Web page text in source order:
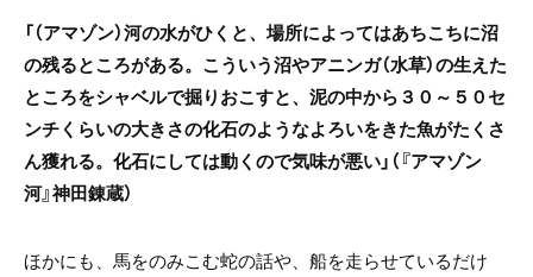
「（アマゾン）河の水がひくと、場所によってはあちこちに沼
の残るところがある。こういう沼やアニンガ（水草）の生えた
ところをシャベルで掘りおこすと、泥の中から３０～５０セ
ンチくらいの大きさの化石のようなよろいをきた魚がたくさ
ん獲れる。化石にしては動くので気味が悪い」（『アマゾン
河』神田錬蔵）
ほかにも、馬をのみこむ蛇の話や、船を走らせているだけ